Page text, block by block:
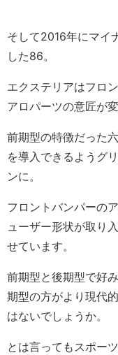
そして2016年にマイ
した86。
エクステリアはフロ
アロパーツの意匠が
前期型の特徴だった
を導入できるようグ
ンに。
フロントバンパーの
ューザー形状が取り
せています。
前期型と後期型で好
期型の方がより現代
はないでしょうか。
とは言ってもスポー